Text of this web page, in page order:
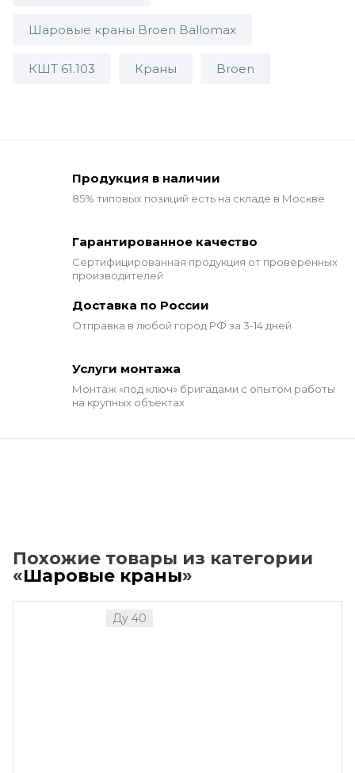
Шаровые краны Broen Ballomax
КШТ 61.103 Краны Broen
Продукция в наличии
85% типовых позиций есть на складе в Москве
Гарантированное качество
Сертифицированная продукция от проверенных
производителей
Доставка по России
Отправка в любой город РФ за 3-14 дней
Услуги монтажа
Монтаж «под ключ» бригадами с опытом работы
на крупных объектах
Похожие товары из категории
«Шаровые краны»
Ду 40